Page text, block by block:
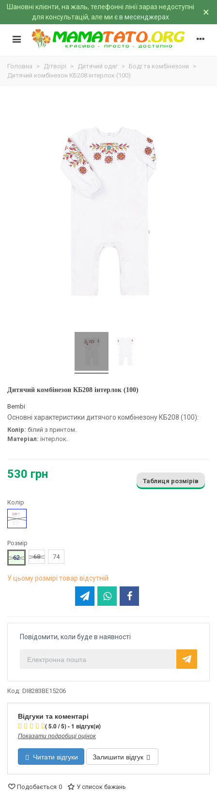
Шановні клієнти, на жаль, телефонні лінії зараз недоступні
для консультацій, але ми єв месенджерах ×
Головна > Дітворі > Дитячий одяг > Боді та комбінезони
>
Дитячий комбінезон КБ208 інтерлок (100)
Дитячий комбінезон КБ208 інтерлок (100)
Bembi
Основні характеристики дитячого комбінезону КБ208 (100):
Колір: білий з принтом.
Матеріал: інтерлок.
530 грн
Таблиця розмірів
Колір
Білий
Розмір
62
68 74
У цьому розмірі товар відсутній
Повідомити, коли буде в наявності
Код: DI8283BE15206
Відгуки та коментарі
( 5.0 / 5) - 1 відгук(и)
Показати подробиці оцінок
Читати відгуки Залишити відгук
Подобається 0 У список бажань